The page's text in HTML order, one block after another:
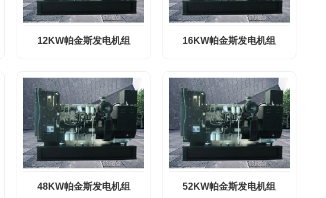
12KW帕金斯发电机组 16KW帕金斯发电机组
48KW帕金斯发电机组 52KW帕金斯发电机组